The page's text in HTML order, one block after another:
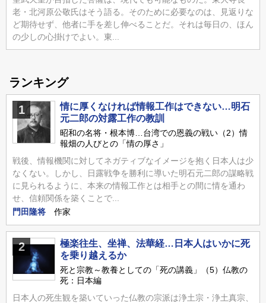
老・北河原公敬氏はそう語る。そのために必要なのは、見返りな
ど期待せず、他者に手を差し伸べることだ。それは毎日の、ほん
の少しの心掛けでよい。東...
ランキング
1
情に厚くなければ情報工作はできない…明石
元二郎の対露工作の教訓
昭和の名将・根本博…台湾での恩義の戦い（2）情
報畑の人びとの「情の厚さ」
戦後、情報機関に対してネガティブなイメージを抱く日本人は少
なくない。しかし、日露戦争を勝利に導いた明石元二郎の謀略戦
に見られるように、本来の情報工作とは相手との間に情を通わ
せ、信頼関係を築くことで...
門田隆将
作家
2
極楽往生、坐禅、法華経…日本人はいかに死
を乗り越えるか
死と宗教～教養としての「死の講義」（5）仏教の
死：日本編
日本人の死生観を築いていった仏教の宗派は浄土宗・浄土真宗、